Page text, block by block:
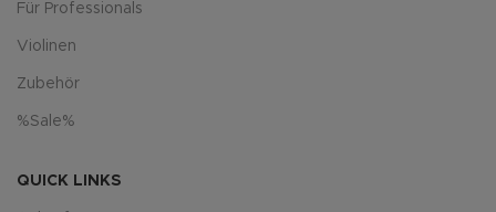
Für Professionals
Violinen
Zubehör
%Sale%
QUICK LINKS